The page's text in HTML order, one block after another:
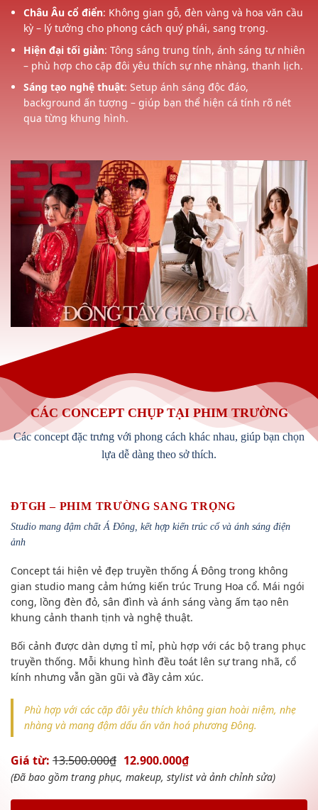
Châu Âu cổ điển: Không gian gỗ, đèn vàng và hoa văn cầu
kỳ – lý tưởng cho phong cách quý phái, sang trọng.
Hiện đại tối giản: Tông sáng trung tính, ánh sáng tự nhiên
– phù hợp cho cặp đôi yêu thích sự nhẹ nhàng, thanh lịch.
Sáng tạo nghệ thuật: Setup ánh sáng độc đáo,
background ấn tượng – giúp bạn thể hiện cá tính rõ nét
qua từng khung hình.
CÁC CONCEPT CHỤP TẠI PHIM TRƯỜNG
Các concept đặc trưng với phong cách khác nhau, giúp bạn chọn
lựa dễ dàng theo sở thích.
ĐTGH – PHIM TRƯỜNG SANG TRỌNG
Studio mang đậm chất Á Đông, kết hợp kiến trúc cổ và ánh sáng điện
ảnh
Concept tái hiện vẻ đẹp truyền thống Á Đông trong không
gian studio mang cảm hứng kiến trúc Trung Hoa cổ. Mái ngói
cong, lồng đèn đỏ, sân đình và ánh sáng vàng ấm tạo nên
khung cảnh thanh tịnh và nghệ thuật.
Bối cảnh được dàn dựng tỉ mỉ, phù hợp với các bộ trang phục
truyền thống. Mỗi khung hình đều toát lên sự trang nhã, cổ
kính nhưng vẫn gần gũi và đầy cảm xúc.
Phù hợp với các cặp đôi yêu thích không gian hoài niệm, nhẹ
nhàng và mang đậm dấu ấn văn hoá phương Đông.
Giá từ: 13.500.000₫ 12.900.000₫
(Đã bao gồm trang phục, makeup, stylist và ảnh chỉnh sửa)